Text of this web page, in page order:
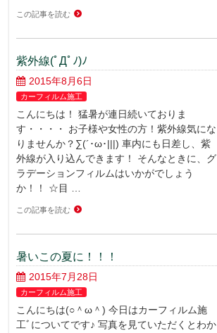
この記事を読む
紫外線(ﾟДﾟﾉ)ﾉ
2015年8月6日
カーフィルム施工
こんにちは！ 猛暑が連日続いておりま
す・・・・ お子様や女性の方！紫外線気にな
りませんか？∑(´･ω･|||) 車内にも日差し、紫
外線が入り込んできます！ そんなときに、グ
ラデーションフィルムはいかがでしょう
か！！ ☆目 …
この記事を読む
暑いこの夏に！！！
2015年7月28日
カーフィルム施工
こんにちは(○＾ω＾) 今日はカーフィルム施
工ﾞについてです♪ 写真を見ていただくとわか